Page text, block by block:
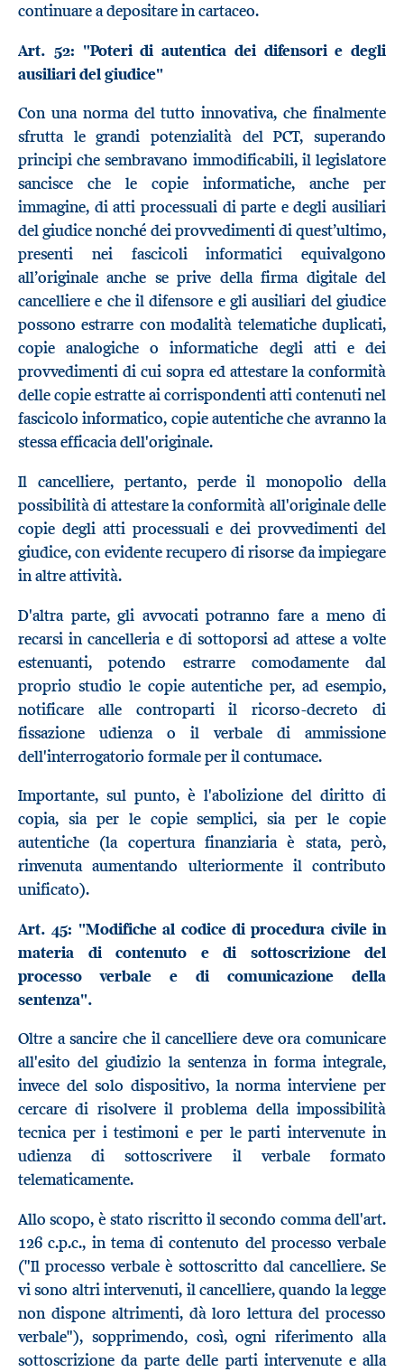
continuare a depositare in cartaceo.
Art. 52: "Poteri di autentica dei difensori e degli
ausiliari del giudice"
Con una norma del tutto innovativa, che finalmente
sfrutta le grandi potenzialità del PCT, superando
principi che sembravano immodificabili, il legislatore
sancisce che le copie informatiche, anche per
immagine, di atti processuali di parte e degli ausiliari
del giudice nonché dei provvedimenti di quest’ultimo,
presenti nei fascicoli informatici equivalgono
all’originale anche se prive della firma digitale del
cancelliere e che il difensore e gli ausiliari del giudice
possono estrarre con modalità telematiche duplicati,
copie analogiche o informatiche degli atti e dei
provvedimenti di cui sopra ed attestare la conformità
delle copie estratte ai corrispondenti atti contenuti nel
fascicolo informatico, copie autentiche che avranno la
stessa efficacia dell'originale.
Il cancelliere, pertanto, perde il monopolio della
possibilità di attestare la conformità all'originale delle
copie degli atti processuali e dei provvedimenti del
giudice, con evidente recupero di risorse da impiegare
in altre attività.
D'altra parte, gli avvocati potranno fare a meno di
recarsi in cancelleria e di sottoporsi ad attese a volte
estenuanti, potendo estrarre comodamente dal
proprio studio le copie autentiche per, ad esempio,
notificare alle controparti il ricorso-decreto di
fissazione udienza o il verbale di ammissione
dell'interrogatorio formale per il contumace.
Importante, sul punto, è l'abolizione del diritto di
copia, sia per le copie semplici, sia per le copie
autentiche (la copertura finanziaria è stata, però,
rinvenuta aumentando ulteriormente il contributo
unificato).
Art. 45: "Modifiche al codice di procedura civile in
materia di contenuto e di sottoscrizione del
processo verbale e di comunicazione della
sentenza".
Oltre a sancire che il cancelliere deve ora comunicare
all'esito del giudizio la sentenza in forma integrale,
invece del solo dispositivo, la norma interviene per
cercare di risolvere il problema della impossibilità
tecnica per i testimoni e per le parti intervenute in
udienza di sottoscrivere il verbale formato
telematicamente.
Allo scopo, è stato riscritto il secondo comma dell'art.
126 c.p.c., in tema di contenuto del processo verbale
("Il processo verbale è sottoscritto dal cancelliere. Se
vi sono altri intervenuti, il cancelliere, quando la legge
non dispone altrimenti, dà loro lettura del processo
verbale"), sopprimendo, così, ogni riferimento alla
sottoscrizione da parte delle parti intervenute e alla